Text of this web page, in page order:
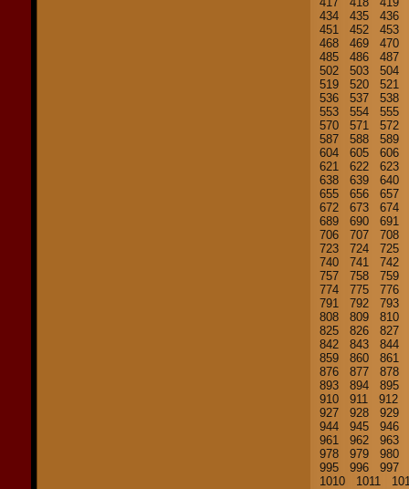
434
435
436
451
452
453
468
469
470
485
486
487
502
503
504
519
520
521
536
537
538
553
554
555
570
571
572
587
588
589
604
605
606
621
622
623
638
639
640
655
656
657
672
673
674
689
690
691
706
707
708
723
724
725
740
741
742
757
758
759
774
775
776
791
792
793
808
809
810
825
826
827
842
843
844
859
860
861
876
877
878
893
894
895
910
911
912
927
928
929
944
945
946
961
962
963
978
979
980
995
996
997
1010
1011